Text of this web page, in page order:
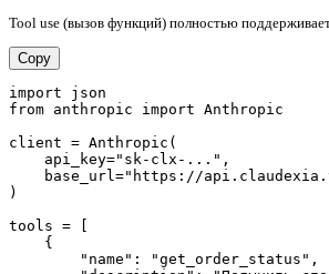
Tool use (вызов функций) полностью
Copy
import json
from anthropic import Anthropic
client = Anthropic(
    api_key="sk-clx-...",
base_url="https://
)
tools = [
    {
        "name": "get_order_status",